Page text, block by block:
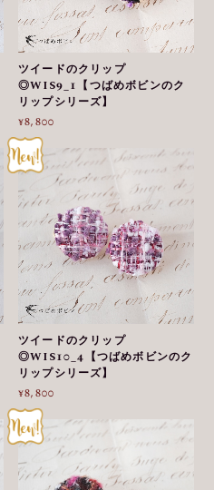
ツイードのクリップ
◎WIS9_1【つばめボビンのク
リップシリーズ】
¥8,800
ツイードのクリップ
◎WIS10_4【つばめボビンのク
リップシリーズ】
¥8,800